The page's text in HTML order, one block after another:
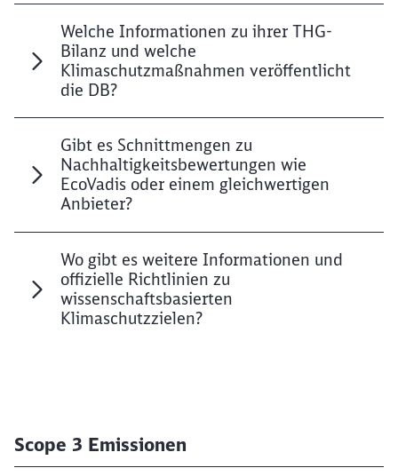
Welche Informationen zu ihrer THG-
Bilanz und welche
Klimaschutzmaßnahmen veröffentlicht
die DB?
Gibt es Schnittmengen zu
Nachhaltigkeitsbewertungen wie
EcoVadis oder einem gleichwertigen
Anbieter?
Wo gibt es weitere Informationen und
offizielle Richtlinien zu
wissenschaftsbasierten
Klimaschutzzielen?
Scope 3 Emissionen